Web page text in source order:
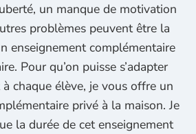
un manque de motivation
problèmes peuvent être la
enseignement complémentaire
Pour qu’on puisse s’adapter
chaque élève, je vous offre un
privé à la maison. Je
la durée de cet enseignement